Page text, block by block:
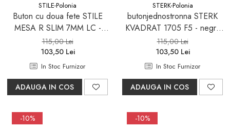
STILE-Polonia
Buton cu doua fete STILE
MESA R SLIM 7MM LC -
crom lucios - mobila
115,00 Lei
103,50 Lei
In Stoc Furnizor
ADAUGA IN COS
STERK-Polonia
butonjednostronna STERK
KVADRAT 1705 F5 - negru
mat
115,00 Lei
103,50 Lei
In Stoc Furnizor
ADAUGA IN COS
-10% -10%